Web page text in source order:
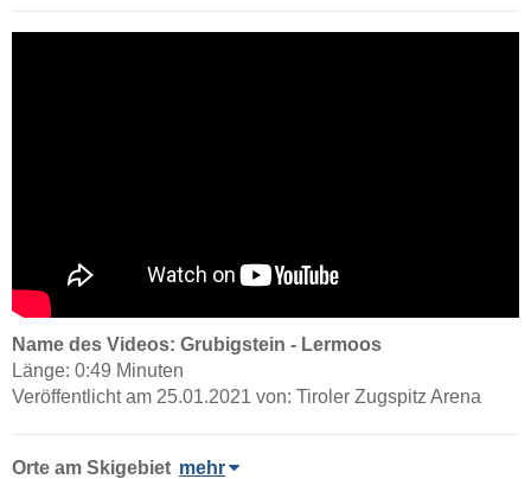
Name des Videos: Grubigstein - Lermoos
Länge: 0:49 Minuten
Veröffentlicht am 25.01.2021 von: Tiroler Zugspitz Arena
Orte am Skigebiet mehr